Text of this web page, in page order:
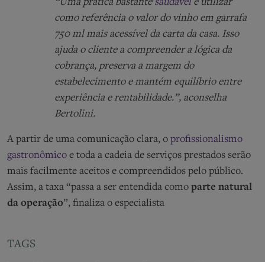
“Uma prática bastante saudável é utilizar
como referência o valor do vinho em garrafa
750 ml mais acessível da carta da casa. Isso
ajuda o cliente a compreender a lógica da
cobrança, preserva a margem do
estabelecimento e mantém equilíbrio entre
experiência e rentabilidade.”, aconselha
Bertolini.
A partir de uma comunicação clara, o profissionalismo
gastronômico e toda a cadeia de serviços prestados serão
mais facilmente aceitos e compreendidos pelo público.
Assim, a taxa “passa a ser entendida como parte natural
da operação”, finaliza o especialista
TAGS